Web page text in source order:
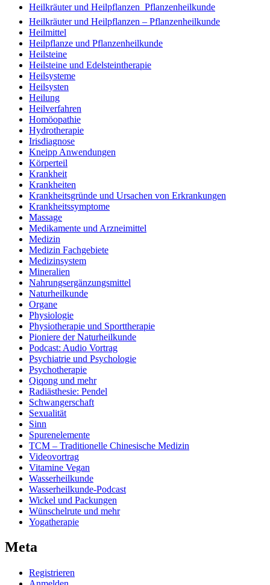
Heilkräuter und Heilpflanzen  Pflanzenheilkunde
Heilkräuter und Heilpflanzen – Pflanzenheilkunde
Heilmittel
Heilpflanze und Pflanzenheilkunde
Heilsteine
Heilsteine und Edelsteintherapie
Heilsysteme
Heilsysten
Heilung
Heilverfahren
Homöopathie
Hydrotherapie
Irisdiagnose
Kneipp Anwendungen
Körperteil
Krankheit
Krankheiten
Krankheitsgründe und Ursachen von Erkrankungen
Krankheitssymptome
Massage
Medikamente und Arzneimittel
Medizin
Medizin Fachgebiete
Medizinsystem
Mineralien
Nahrungsergänzungsmittel
Naturheilkunde
Organe
Physiologie
Physiotherapie und Sporttherapie
Pioniere der Naturheilkunde
Podcast: Audio Vortrag
Psychiatrie und Psychologie
Psychotherapie
Qiqong und mehr
Radiästhesie: Pendel
Schwangerschaft
Sexualität
Sinn
Spurenelemente
TCM – Traditionelle Chinesische Medizin
Videovortrag
Vitamine Vegan
Wasserheilkunde
Wasserheilkunde-Podcast
Wickel und Packungen
Wünschelrute und mehr
Yogatherapie
Meta
Registrieren